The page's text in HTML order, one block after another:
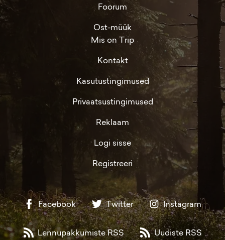
Foorum
Ost-müük
Mis on Trip
Kontakt
Kasutustingimused
Privaatsustingimused
Reklaam
Logi sisse
Registreeri
Facebook Twitter Instagram
Lennupakkumiste RSS Uudiste RSS